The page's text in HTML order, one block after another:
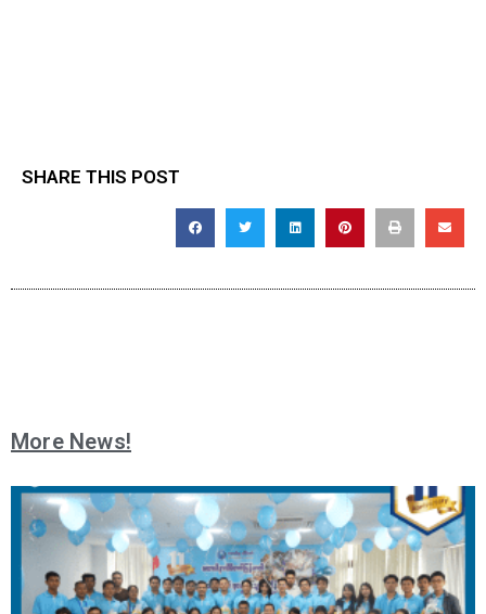
SHARE THIS POST
More News!